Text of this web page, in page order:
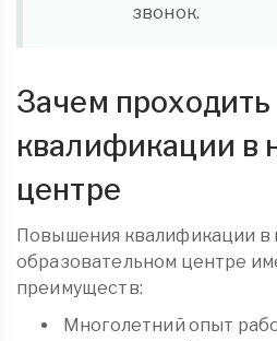
звонок.
Зачем
квалификации в
центре
Повышения квалификации в
образовательном центре
преимуществ:
Многолетний опыт